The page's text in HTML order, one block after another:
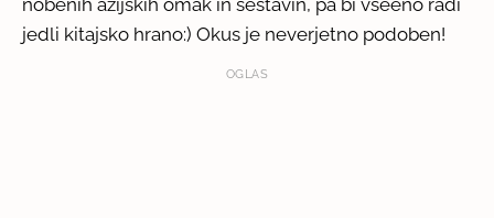
jedli kitajsko hrano:) Okus je neverjetno podoben!
OGLAS